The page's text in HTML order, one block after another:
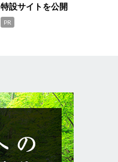
特設サイトを公開
PR